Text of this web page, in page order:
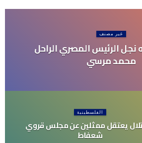
غير مصنف
نجل الرئيس المصري الراحل
محمد مرسي
الفلسطينية
يعتقل ممثلين عن مجلس قروي
شعفاط